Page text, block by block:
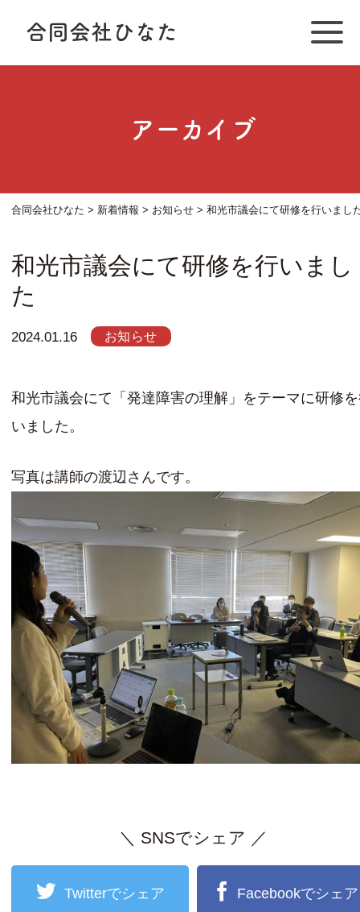
合同会社ひなた
アーカイブ
合同会社ひなた > 新着情報 > お知らせ >和光市議会にて研修を行いまし
和光市議会にて研修を行いまし
た
2024.01.16 お知らせ
和光市議会にて「発達障害の理解」をテーマに研修
いました。
写真は講師の渡辺さんです。
＼ SNSでシェア ／
Twitterでシェア Facebookでシェア